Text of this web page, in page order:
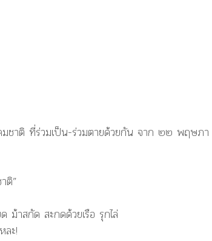
มชาติ ที่ร่วมเป็น-ร่วมตายด้วยกัน จาก ๒๒ พฤษภา
ติ”
ม้าสกัด สะกดด้วยเรือ รุกไล่
ะ!